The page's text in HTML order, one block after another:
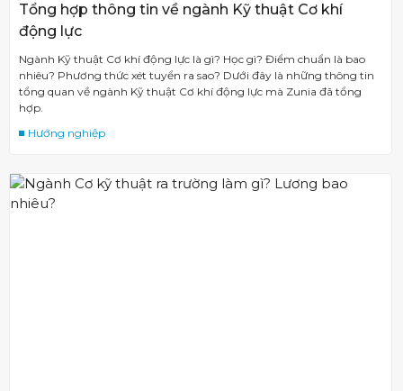
Tổng hợp thông tin về ngành Kỹ thuật Cơ khí
động lực
Ngành Kỹ thuật Cơ khí động lực là gì? Học gì? Điểm chuẩn là bao
nhiêu? Phương thức xét tuyển ra sao? Dưới đây là những thông tin
tổng quan về ngành Kỹ thuật Cơ khí động lực mà Zunia đã tổng
hợp.
Hướng nghiệp